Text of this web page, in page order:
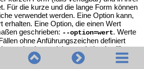
Für die kurze und die lange Form können
verwendet werden. Eine Option kann,
erhalten. Eine Option, die einen Wert
geschrieben: --option=wert. Werte
ohne Anführungszeichen definiert
Leerzeichen enthält oder (ii)
der Option explizit erwähnt ist, dass
erforderlich sind. Wenn eine Option